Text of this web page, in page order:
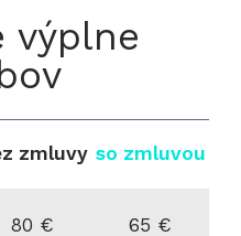
výplne
zmluvy so zmluvou
80 € 65 €